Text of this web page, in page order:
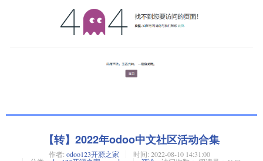
【转】2022年odoo中文社区活动合集
作者: odoo123开源之家 时间: 2022-08-10 14:31:00